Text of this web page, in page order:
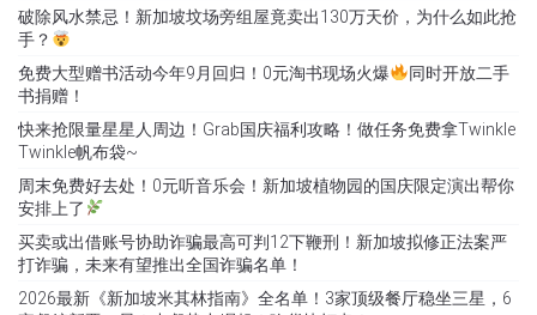
破除风水禁忌！新加坡坟场旁组屋竟卖出130万天价，为什么如此抢
手？
免费大型赠书活动今年9月回归！0元淘书现场火爆
同时开放二手
书捐赠！
快来抢限量星星人周边！Grab国庆福利攻略！做任务免费拿Twinkle
Twinkle帆布袋~
周末免费好去处！0元听音乐会！新加坡植物园的国庆限定演出帮你
安排上了
买卖或出借账号协助诈骗最高可判12下鞭刑！新加坡拟修正法案严
打诈骗，未来有望推出全国诈骗名单！
2026最新《新加坡米其林指南》全名单！3家顶级餐厅稳坐三星，6